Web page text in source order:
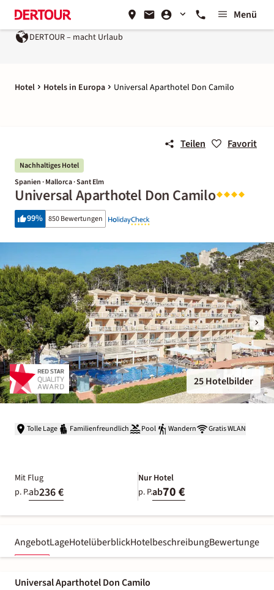
Menü
DERTOUR – macht Urlaub
Hotel Hotels in Europa Universal Aparthotel Don Camilo
Teilen Favorit
Nachhaltiges Hotel
Spanien · Mallorca · Sant Elm
Universal Aparthotel Don Camilo
99% 850 Bewertungen
25 Hotelbilder
Tolle Lage Familienfreundlich Pool Wandern Gratis WLAN
Mit Flug
p. P.ab236 €
Nur Hotel
p. P.ab70 €
AngebotLageHotelüberblickHotelbeschreibungBewertungen
Universal Aparthotel Don Camilo